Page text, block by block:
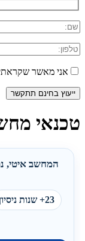
אני מאשר
טכנאי
המחשב איטי,
23+ שנות ניסיון